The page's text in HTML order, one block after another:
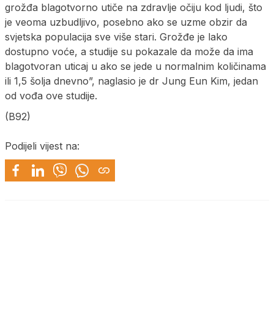
grožđa blagotvorno utiče na zdravlje očiju kod ljudi, što
je veoma uzbudljivo, posebno ako se uzme obzir da
svjetska populacija sve više stari. Grožđe je lako
dostupno voće, a studije su pokazale da može da ima
blagotvoran uticaj u ako se jede u normalnim količinama
ili 1,5 šolja dnevno”, naglasio je dr Jung Eun Kim, jedan
od vođa ove studije.
(B92)
Podijeli vijest na: